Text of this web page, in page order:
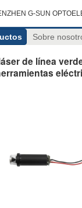
G-SUN
Sobre
de línea